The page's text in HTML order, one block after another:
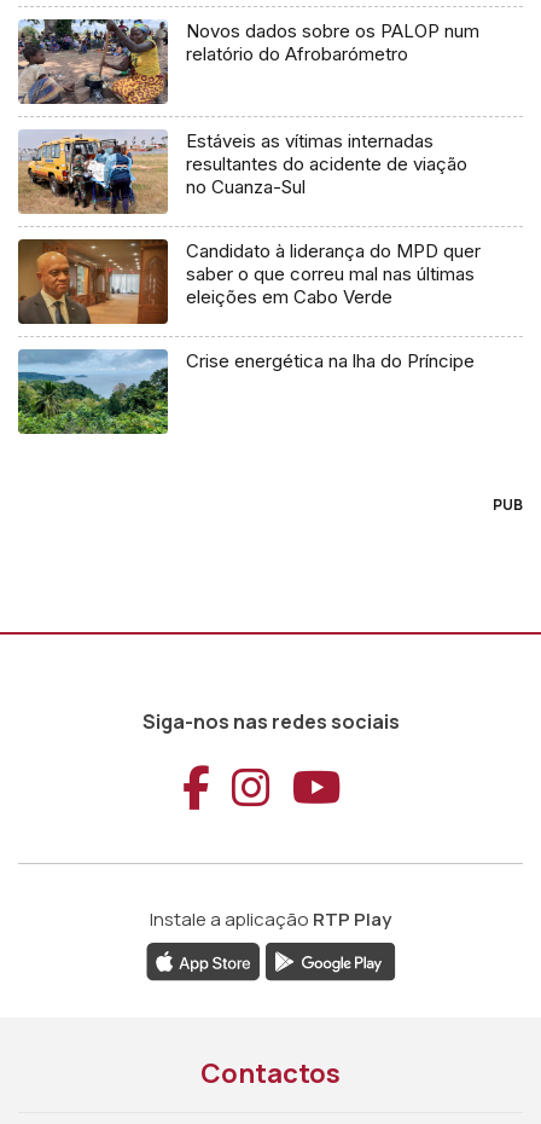
Novos dados sobre os PALOP num
relatório do Afrobarómetro
Estáveis as vítimas internadas
resultantes do acidente de viação
no Cuanza-Sul
Candidato à liderança do MPD quer
saber o que correu mal nas últimas
eleições em Cabo Verde
Crise energética na lha do Príncipe
PUB
Siga-nos nas redes sociais
Aceder ao
Aceder ao
Aceder
Instale a aplicação RTP Play
Contactos